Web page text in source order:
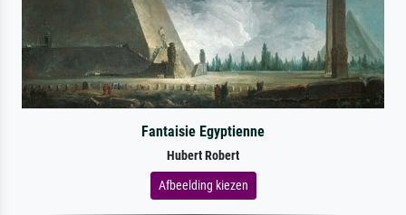
Fantaisie Egyptienne
Hubert Robert
Afbeelding kiezen